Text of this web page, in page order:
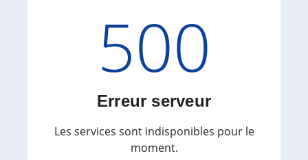
Code
500
Erreur serveur
Les services sont indisponibles pour le
moment.